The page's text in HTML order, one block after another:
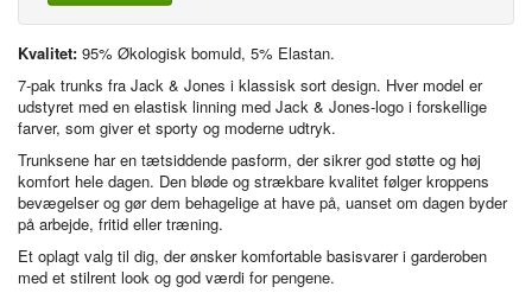
Kvalitet: 95% Økologisk bomuld, 5% Elastan.
7-pak trunks fra Jack & Jones i klassisk sort design. Hver model er
udstyret med en elastisk linning med Jack & Jones-logo i forskellige
farver, som giver et sporty og moderne udtryk.
Trunksene har en tætsiddende pasform, der sikrer god støtte og høj
komfort hele dagen. Den bløde og strækbare kvalitet følger kroppens
bevægelser og gør dem behagelige at have på, uanset om dagen byder
på arbejde, fritid eller træning.
Et oplagt valg til dig, der ønsker komfortable basisvarer i garderoben
med et stilrent look og god værdi for pengene.